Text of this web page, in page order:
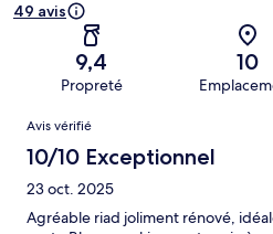
49 avis
9,4
Propreté
10
Avis
Avis vérifié
10/10 Exceptionnel
23 oct. 2025
Agréable riad joliment rénové,